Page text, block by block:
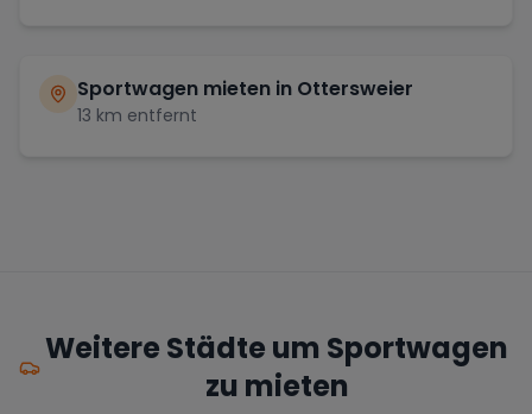
Sportwagen mieten in Ottersweier
13 km entfernt
Weitere Städte um Sportwagen
zu mieten